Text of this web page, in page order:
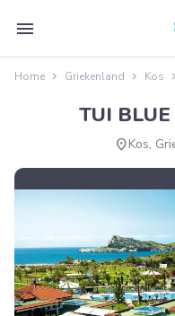
menu
Home Griekenland Kos
TUI
location_onKos,